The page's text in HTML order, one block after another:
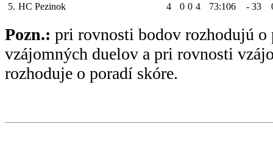
5. HC Pezinok 4 0 0 4 73:106 - 33
Pozn.: pri rovnosti bodov rozhodujú o
vzájomných duelov a pri rovnosti
rozhoduje o poradí skóre.